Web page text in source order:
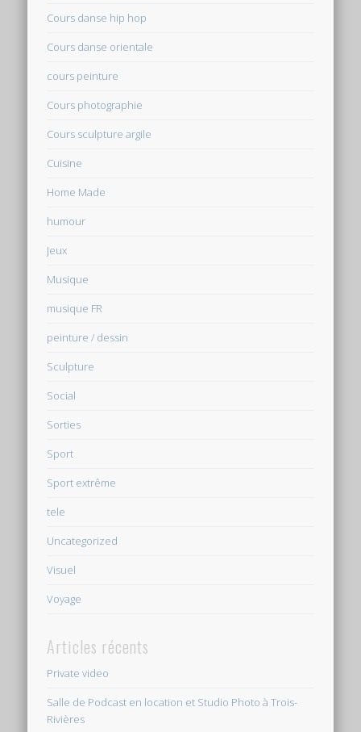
Cours danse hip hop
Cours danse orientale
cours peinture
Cours photographie
Cours sculpture argile
Cuisine
Home Made
humour
Jeux
Musique
musique FR
peinture / dessin
Sculpture
Social
Sorties
Sport
Sport extrême
tele
Uncategorized
Visuel
Voyage
Articles récents
Private video
Salle de Podcast en location et Studio Photo à Trois-
Rivières